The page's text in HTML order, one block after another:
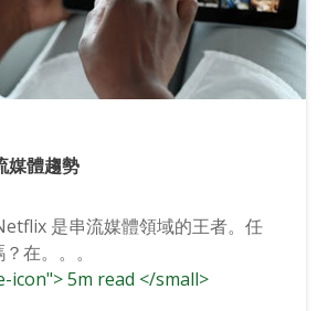
媒體趨勢
是串流媒體領域的王者。任
在。。。
icon"> 5m read </small>